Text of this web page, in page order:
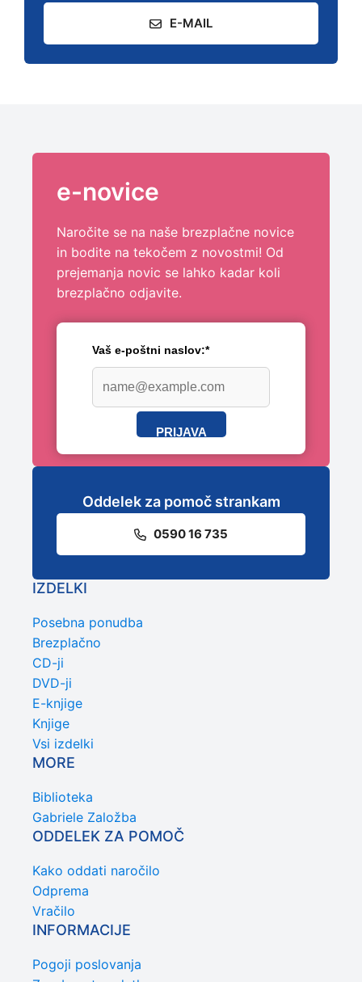
E-MAIL
e-novice
Naročite se na naše brezplačne novice
in bodite na tekočem z novostmi! Od
prejemanja novic se lahko kadar koli
brezplačno odjavite.
Vaš e-poštni naslov:*
PRIJAVA
Oddelek za pomoč strankam
0590 16 735
IZDELKI
Posebna ponudba
Brezplačno
CD-ji
DVD-ji
E-knjige
Knjige
Vsi izdelki
MORE
Biblioteka
Gabriele Založba
ODDELEK ZA POMOČ
Kako oddati naročilo
Odprema
Vračilo
INFORMACIJE
Pogoji poslovanja